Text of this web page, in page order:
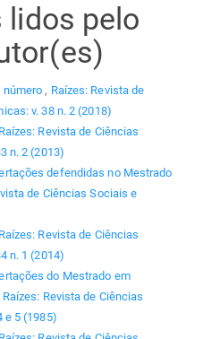
pelo
número , Raízes: Revista de
v. 38 n. 2 (2018)
Raízes: Revista de Ciências
n. 2 (2013)
defendidas no Mestrado
de Ciências Sociais e
Raízes: Revista de Ciências
n. 1 (2014)
do Mestrado em
Raízes: Revista de Ciências
e 5 (1985)